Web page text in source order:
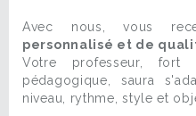
Avec nous, vous
personnalisé et de
Votre professeur, fort
pédagogique, saura
niveau, rythme, style et